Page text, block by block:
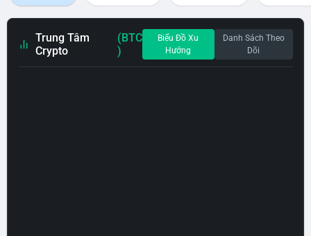
Trung Tâm
Crypto
(BTC
)
Biểu Đồ Xu
Hướng
Danh Sách Theo
Dõi